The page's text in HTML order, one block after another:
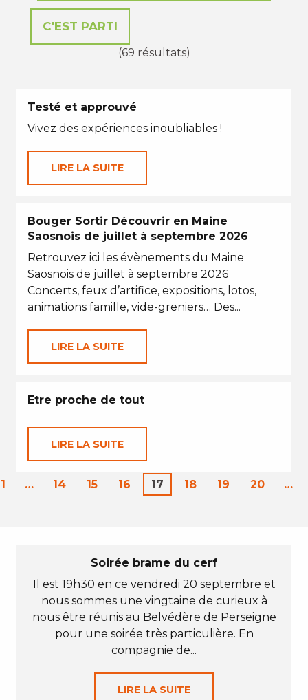
(69 résultats)
Testé et approuvé
Vivez des expériences inoubliables !
LIRE LA SUITE
Bouger Sortir Découvrir en Maine
Saosnois de juillet à septembre 2026
Retrouvez ici les évènements du Maine
Saosnois de juillet à septembre 2026
Concerts, feux d’artifice, expositions, lotos,
animations famille, vide-greniers… Des...
LIRE LA SUITE
Etre proche de tout
LIRE LA SUITE
1 … 14 15 16 17 18 19 20 …
Soirée brame du cerf
Il est 19h30 en ce vendredi 20 septembre et
nous sommes une vingtaine de curieux à
nous être réunis au Belvédère de Perseigne
pour une soirée très particulière. En
compagnie de...
LIRE LA SUITE